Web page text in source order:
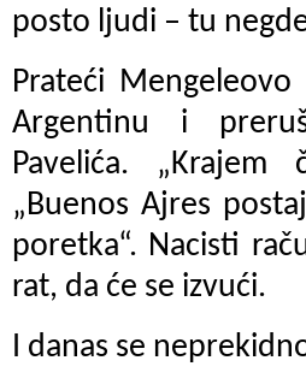
posto ljudi – tu
Prateći
Argentinu i
Pavelića.
„Buenos Ajres
poretka“. Nacisti
rat, da će se izvući.
I danas se